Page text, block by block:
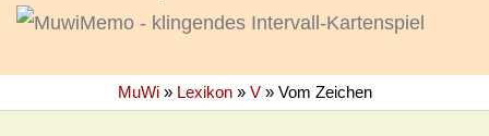
MuWi» Lexikon» V» Vom Zeichen